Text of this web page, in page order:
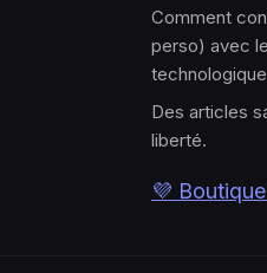
Comment
perso) avec
Des articles
liberté.
💜